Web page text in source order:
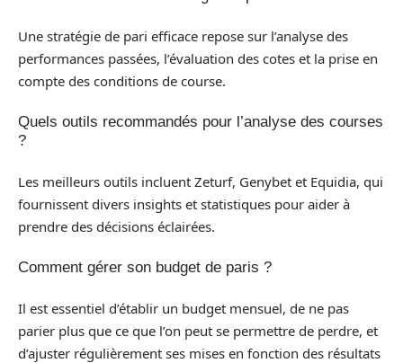
Une stratégie de pari efficace repose sur l’analyse des
performances passées, l’évaluation des cotes et la prise en
compte des conditions de course.
Quels outils recommandés pour l’analyse des courses
?
Les meilleurs outils incluent Zeturf, Genybet et Equidia, qui
fournissent divers insights et statistiques pour aider à
prendre des décisions éclairées.
Comment gérer son budget de paris ?
Il est essentiel d’établir un budget mensuel, de ne pas
parier plus que ce que l’on peut se permettre de perdre, et
d’ajuster régulièrement ses mises en fonction des résultats